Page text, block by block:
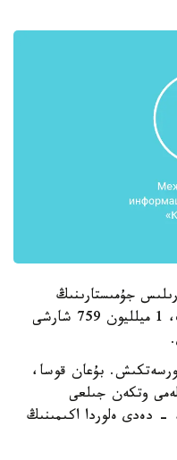
جۇمىستارىنىڭ
كولەمى 472 ميلليارد تەڭگەنى قۇراپ، 1 ميلليون 759 شارشى
بۇعان قوسا،
وتكەن جىلعى
ارتىق»، - دەدى ەلوردا اكىمىنىڭ